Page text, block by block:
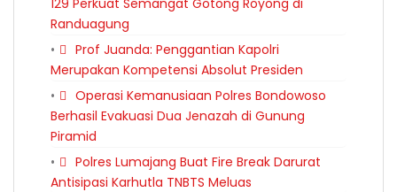
Randuagung
Prof Juanda: Penggantian Kapolri
Merupakan Kompetensi Absolut Presiden
Operasi Kemanusiaan Polres Bondowoso
Berhasil Evakuasi Dua Jenazah di Gunung
Piramid
Polres Lumajang Buat Fire Break Darurat
Antisipasi Karhutla TNBTS Meluas